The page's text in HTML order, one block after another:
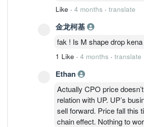
Like · 4 months · translate
金龙柯基
fak ! Is M shape drop
1 Like · 4 months · translate
Ethan
Actually CPO price
relation with UP. UP’s
sell forward. Price fall this
chain effect. Nothing to